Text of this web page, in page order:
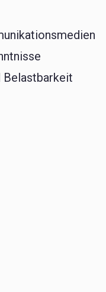
Belastbarkeit